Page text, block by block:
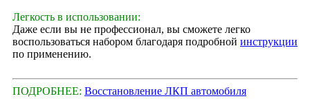
Легкость в использовании:
Даже если вы не профессионал, вы сможете легко
воспользоваться набором благодаря подробной инструкции
по применению.
ПОДРОБНЕЕ: Восстановление ЛКП автомобиля